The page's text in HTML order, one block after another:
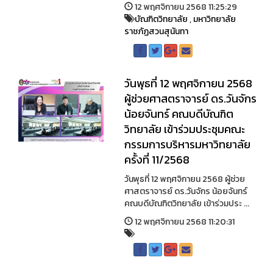
12 พฤศจิกายน 2568 11:25:29
บัณฑิตวิทยาลัย,มหาวิทยาลัย
ราชภัฏสวนสุนันทา
วันพุธที่ 12 พฤศจิกายน 2568
ผู้ช่วยศาสตราจารย์ ดร.วันจักร
น้อยจันทร์ คณบดีบัณฑิต
วิทยาลัย เข้าร่วมประชุมคณะ
กรรมการบริหารมหาวิทยาลัย
ครั้งที่ 11/2568
วันพุธที่ 12 พฤศจิกายน 2568 ผู้ช่วย
ศาสตราจารย์ ดร.วันจักร น้อยจันทร์
คณบดีบัณฑิตวิทยาลัย เข้าร่วมประ ...
12 พฤศจิกายน 2568 11:20:31